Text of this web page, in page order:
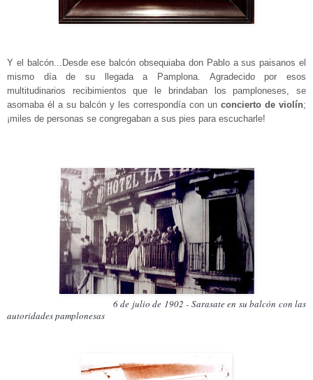
Y el balcón...Desde ese balcón obsequiaba don Pablo a sus paisanos el
mismo día de su llegada a Pamplona. Agradecido por esos
multitudinarios recibimientos que le brindaban los pamploneses, se
asomaba él a su balcón y les correspondía con un concierto de violín;
¡miles de personas se congregaban a sus pies para escucharle!
6 de julio de 1902 - Sarasate en su balcón con las
autoridades pamplonesas